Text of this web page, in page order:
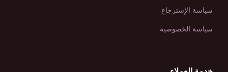
سياسة الإسترجاع
سياسة الخصوصية